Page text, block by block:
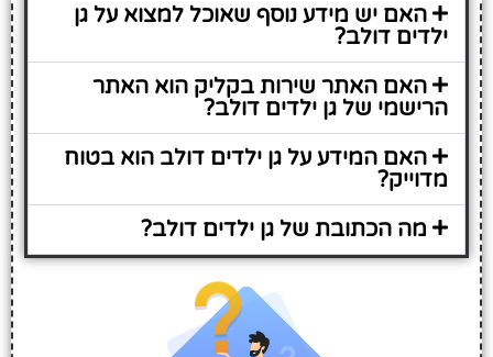
האם יש מידע נוסף שאוכל למצוא על גן
ילדים דולב?
האם האתר שירות בקליק הוא האתר
הרישמי של גן ילדים דולב?
האם המידע על גן ילדים דולב הוא בטוח
מדוייק?
מה הכתובת של גן ילדים דולב?